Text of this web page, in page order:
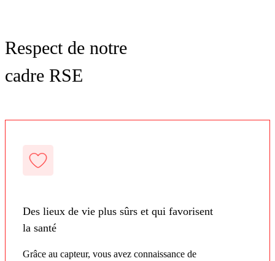
Respect de notre
cadre RSE
Des lieux de vie plus sûrs et qui favorisent
la santé
Grâce au capteur, vous avez connaissance de